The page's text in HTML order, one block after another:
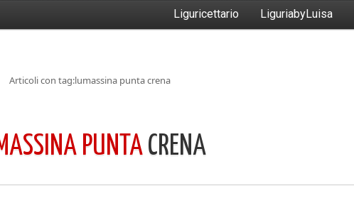
Liguricettario LiguriabyLuisa
Articoli con tag:lumassina punta crena
PUNTA CRENA